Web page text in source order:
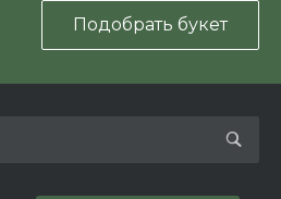
Подобрать букет